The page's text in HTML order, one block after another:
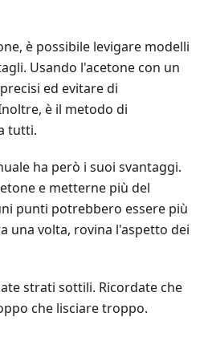
è possibile levigare modelli
Usando l'acetone con un
ed evitare di
è il metodo di
tutti.
ha però i suoi svantaggi.
e metterne più del
punti potrebbero essere più
una volta, rovina l'aspetto dei
strati sottili. Ricordate che
che lisciare troppo.